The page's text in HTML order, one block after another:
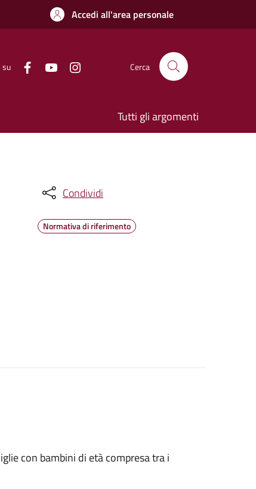
Accedi all'area personale
su Cerca
Tutti gli argomenti
Condividi
Normativa di riferimento
con bambini di età compresa tra i